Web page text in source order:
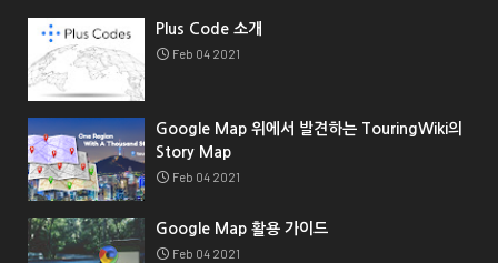
Plus Code 소개
Feb 04 2021
Google Map 위에서 발견하는 TouringWiki의
Story Map
Feb 04 2021
Google Map 활용 가이드
Feb 04 2021